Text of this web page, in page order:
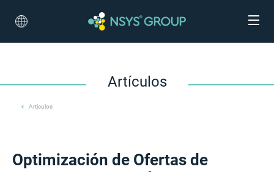
Artículos
Artículos
Optimización de Ofertas de